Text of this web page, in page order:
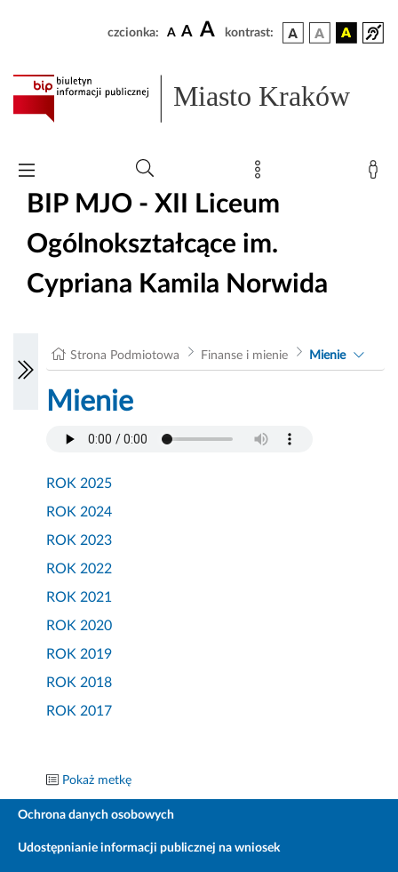
czcionka: A A A kontrast:
Miasto Kraków
BIP MJO - XII Liceum
Ogólnokształcące im.
Cypriana Kamila Norwida
Strona Podmiotowa Finanse i mienie Mienie
Mienie
ROK 2025
ROK 2024
ROK 2023
ROK 2022
ROK 2021
ROK 2020
ROK 2019
ROK 2018
ROK 2017
Pokaż metkę
Ochrona danych osobowych
Udostępnianie informacji publicznej na wniosek